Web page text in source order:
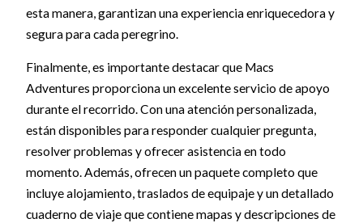
esta manera, garantizan una experiencia enriquecedora y
segura para cada peregrino.
Finalmente, es importante destacar que Macs
Adventures proporciona un excelente servicio de apoyo
durante el recorrido. Con una atención personalizada,
están disponibles para responder cualquier pregunta,
resolver problemas y ofrecer asistencia en todo
momento. Además, ofrecen un paquete completo que
incluye alojamiento, traslados de equipaje y un detallado
cuaderno de viaje que contiene mapas y descripciones de